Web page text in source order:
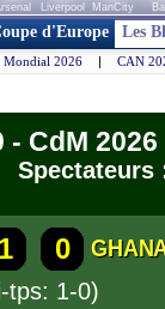
Liverpool ManCity
d'Europe Les
Mondial 2026 | CAN
CdM
Spectateurs
1 0
tps: 1-0)